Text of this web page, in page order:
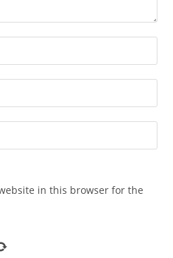
in this browser for the